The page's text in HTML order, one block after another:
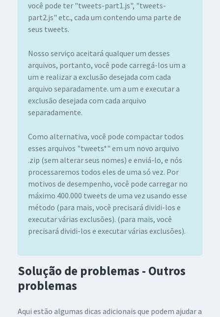
você pode ter "tweets-part1.js", "tweets-
part2.js" etc., cada um contendo uma parte de
seus tweets.
Nosso serviço aceitará qualquer um desses
arquivos, portanto, você pode carregá-los um a
um e realizar a exclusão desejada com cada
arquivo separadamente. um a um e executar a
exclusão desejada com cada arquivo
separadamente.
Como alternativa, você pode compactar todos
esses arquivos "tweets*" em um novo arquivo
.zip (sem alterar seus nomes) e enviá-lo, e nós
processaremos todos eles de uma só vez. Por
motivos de desempenho, você pode carregar no
máximo 400.000 tweets de uma vez usando esse
método (para mais, você precisará dividi-los e
executar várias exclusões). (para mais, você
precisará dividi-los e executar várias exclusões).
Solução de problemas - Outros
problemas
Aqui estão algumas dicas adicionais que podem ajudar a